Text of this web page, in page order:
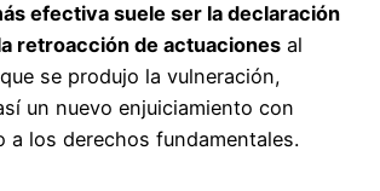
efectiva suele ser la declaración
retroacción de actuaciones al
se produjo la vulneración,
un nuevo enjuiciamiento con
a los derechos fundamentales.